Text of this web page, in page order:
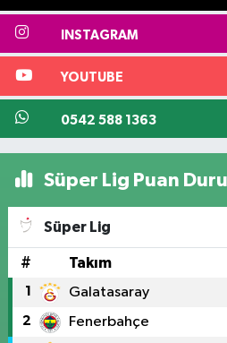
INSTAGRAM
YOUTUBE
0542 588 1363
Süper Lig Puan
Süper Lig
# Takım
1 Galatasaray
2 Fenerbahçe